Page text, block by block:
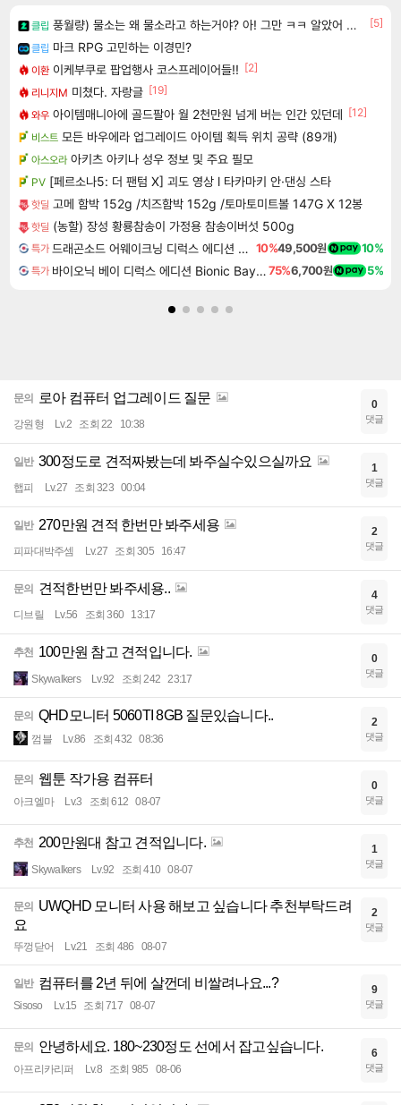
클립 풍월량) 물소는 왜 물소라고 하는거야? 아! 그만 ㅋㅋ 알았어 ㅋㅋ
[5]
클립 마크 RPG 고민하는 이경민?
이환 이케부쿠로 팝업행사 코스프레이어들!! [2]
리니지M 미쳤다. 자랑글 [19]
와우 아이템매니아에 골드팔아 월 2천만원 넘게 버는 인간 있던데 [12]
비스트 모든 바우에라 업그레이드 아이템 획득 위치 공략 (89개)
아스오라 아키츠 아키나 성우 정보 및 주요 필모
PV [페르소나5: 더 팬텀 X] 괴도 영상 l 타카마키 안·댄싱 스타
핫딜 고메 함박 152g /치즈함박 152g /토마토미트볼 147G X 12봉
핫딜 (농할) 장성 황룡참송이 가정용 참송이버섯 500g
특가 드래곤소드 어웨이크닝 디럭스 에디션 DragonSword Awakening Deluxe Edition 10%49,500원 10%
특가 바이오닉 베이 디럭스 에디션 Bionic Bay Deluxe Edition75%6,700원 5%
문의 로아 컴퓨터 업그레이드 질문
강원형 Lv.2 조회 22 10:38
0
댓글
일반 300정도로 견적짜봤는데 봐주실수있으실까요
햅피 Lv.27 조회 323 00:04
1
댓글
일반 270만원 견적 한번만 봐주세용
피파대박주셈 Lv.27 조회 305 16:47
2
댓글
문의 견적한번만 봐주세용..
디브릴 Lv.56 조회 360 13:17
4
댓글
추천 100만원 참고 견적입니다.
Skywalkers Lv.92 조회 242 23:17
0
댓글
문의 QHD모니터 5060TI 8GB 질문있습니다..
껌블 Lv.86 조회 432 08:36
2
댓글
문의 웹툰 작가용 컴퓨터
아크엘마 Lv.3 조회 612 08-07
0
댓글
추천 200만원대 참고 견적입니다.
Skywalkers Lv.92 조회 410 08-07
1
댓글
문의
UWQHD 모니터 사용 해보고 싶습니다 추천부탁드려
요
뚜껑닫어 Lv.21 조회 486 08-07
2
댓글
일반 컴퓨터를 2년 뒤에 살껀데 비쌀려나요...?
Sisoso Lv.15 조회 717 08-07
9
댓글
문의 안녕하세요. 180~230정도 선에서 잡고싶습니다.
아프리카리퍼 Lv.8 조회 985 08-06
6
댓글